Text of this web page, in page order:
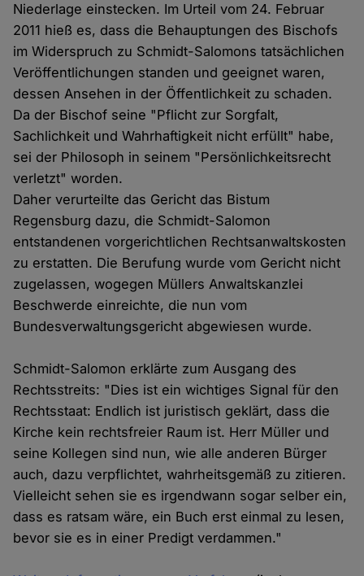
Niederlage einstecken. Im Urteil vom 24. Februar
2011 hieß es, dass die Behauptungen des Bischofs
im Widerspruch zu Schmidt-Salomons tatsächlichen
Veröffentlichungen standen und geeignet waren,
dessen Ansehen in der Öffentlichkeit zu schaden.
Da der Bischof seine "Pflicht zur Sorgfalt,
Sachlichkeit und Wahrhaftigkeit nicht erfüllt" habe,
sei der Philosoph in seinem "Persönlichkeitsrecht
verletzt" worden.
Daher verurteilte das Gericht das Bistum
Regensburg dazu, die Schmidt-Salomon
entstandenen vorgerichtlichen Rechtsanwaltskosten
zu erstatten. Die Berufung wurde vom Gericht nicht
zugelassen, wogegen Müllers Anwaltskanzlei
Beschwerde einreichte, die nun vom
Bundesverwaltungsgericht abgewiesen wurde.
Schmidt-Salomon erklärte zum Ausgang des
Rechtsstreits: "Dies ist ein wichtiges Signal für den
Rechtsstaat: Endlich ist juristisch geklärt, dass die
Kirche kein rechtsfreier Raum ist. Herr Müller und
seine Kollegen sind nun, wie alle anderen Bürger
auch, dazu verpflichtet, wahrheitsgemäß zu zitieren.
Vielleicht sehen sie es irgendwann sogar selber ein,
dass es ratsam wäre, ein Buch erst einmal zu lesen,
bevor sie es in einer Predigt verdammen."